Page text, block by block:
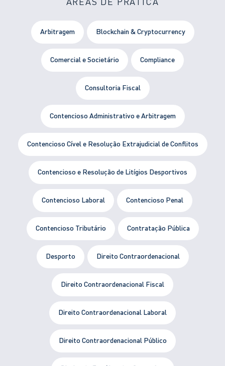
ÁREAS DE PRÁTICA
Arbitragem Blockchain & Cryptocurrency
Comercial e Societário Compliance
Consultoria Fiscal
Contencioso Administrativo e Arbitragem
Contencioso Cível e Resolução Extrajudicial de Conflitos
Contencioso e Resolução de Litígios Desportivos
Contencioso Laboral Contencioso Penal
Contencioso Tributário Contratação Pública
Desporto Direito Contraordenacional
Direito Contraordenacional Fiscal
Direito Contraordenacional Laboral
Direito Contraordenacional Público